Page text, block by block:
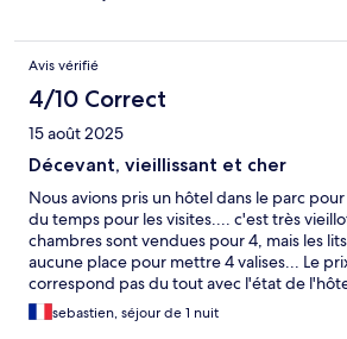
Avis vérifié
4/10 Correct
15 août 2025
Décevant, vieillissant et cher
Nous avions pris un hôtel dans le parc
du temps pour les visites.... c'est très
chambres sont vendues pour 4, mais les
aucune place pour mettre 4 valises... Le
correspond pas du tout avec l'état de
cher et mauvais. Seule satisfaction : le gain
ainsi que la balade près du lac... c'est un
sebastien, séjour de 1 nuit